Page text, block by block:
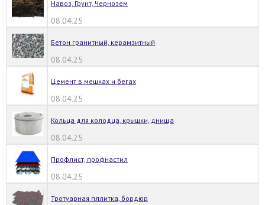
Навоз, Грунт, Чернозем
08.04.25
Бетон гранитный, керамзитный
08.04.25
Цемент в мешках и бегах
08.04.25
Кольца для колодца, крышки, днища
08.04.25
Профлист, профнастил
08.04.25
Тротуарная пллитка, бордюр